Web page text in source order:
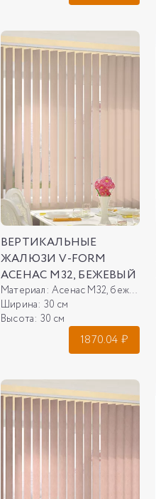
ВЕРТИКАЛЬНЫЕ
ЖАЛЮЗИ V-FORM
АСЕНАС М32, БЕЖЕВЫЙ
Материал: Асенас М32, бежевый
Ширина: 30 см
Высота: 30 см
1870.04 ₽